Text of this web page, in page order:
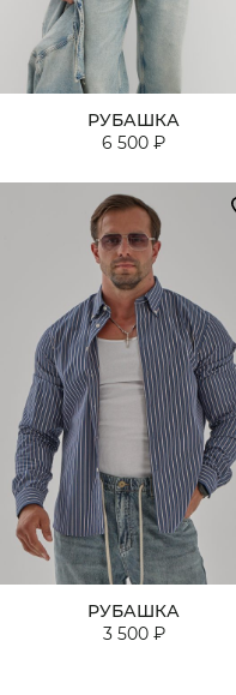
РУБАШКА
6 500 ₽
РУБАШКА
3 500 ₽